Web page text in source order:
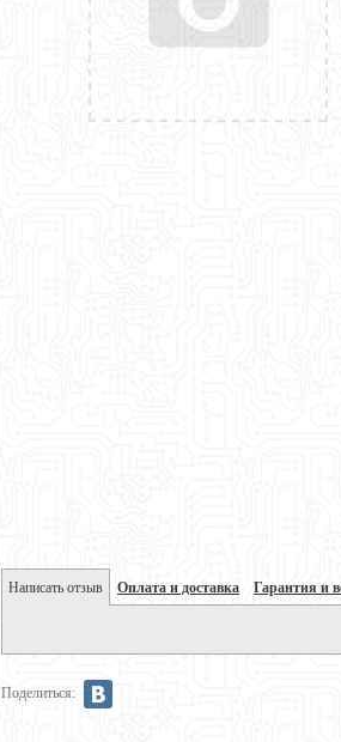
Написать отзыв Оплата и доставка Гарантия и
Поделиться: